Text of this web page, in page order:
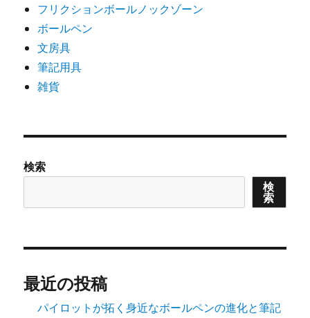
フリクションボールノックゾーン
ボールペン
文房具
筆記用具
雑貨
検索
検
索
最近の投稿
パイロットが拓く身近なボールペンの進化と筆記